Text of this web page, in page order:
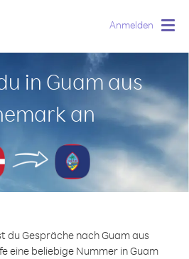
Anmelden
in Guam aus
an
du Gespräche nach Guam aus
eine beliebige Nummer in Guam